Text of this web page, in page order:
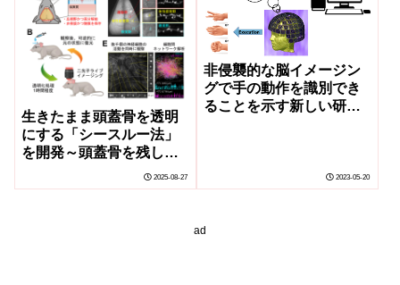
生きたまま頭蓋骨を透明
にする「シースルー法」
を開発～頭蓋骨を残した
まま、簡便・非侵襲・高
精度に脳内をライブイメ
2025-08-27
非侵襲的な脳イメージン
グで手の動作を識別でき
ることを示す新しい研究
Among Hand Gestures)
2023-05-20
ad